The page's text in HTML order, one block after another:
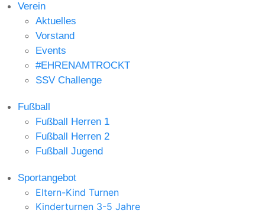
Verein
Aktuelles
Vorstand
Events
#EHRENAMTROCKT
SSV Challenge
Fußball
Fußball Herren 1
Fußball Herren 2
Fußball Jugend
Sportangebot
Eltern-Kind Turnen
Kinderturnen 3-5 Jahre